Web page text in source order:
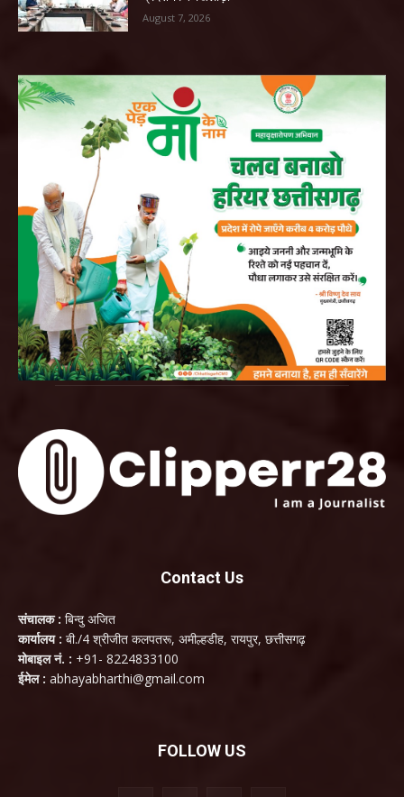
August 7, 2026
Contact Us
संचालक : बिन्दु अजित
कार्यालय : बी./4 श्रीजीत कलपतरू, अमील्हडीह, रायपुर, छत्तीसगढ़
मोबाइल नं. : +91- 8224833100
ईमेल : abhayabharthi@gmail.com
FOLLOW US